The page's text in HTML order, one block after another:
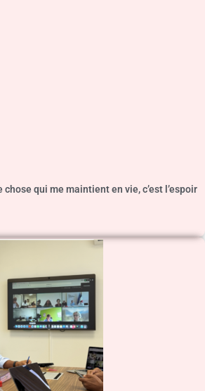
qui me maintient en vie, c’est l’espoir